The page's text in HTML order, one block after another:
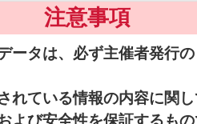
注意事項
ータは、必ず主催者発行
れている情報の内容に関
よび安全性を保証するも